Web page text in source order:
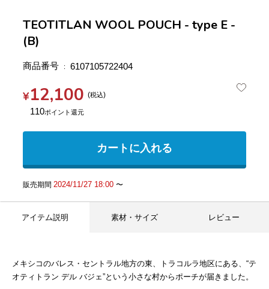
TEOTITLAN WOOL POUCH - type E -
(B)
商品番号 6107105722404
¥12,100 税込
110
カートに入れる
販売期間 2024/11/27 18:00〜
アイテム説明 素材・サイズ レビュー
メキシコのバレス・セントラル地方の東、トラコルラ地区にある、“テ
オティトラン デル バジェ”という小さな村からポーチが届きました。